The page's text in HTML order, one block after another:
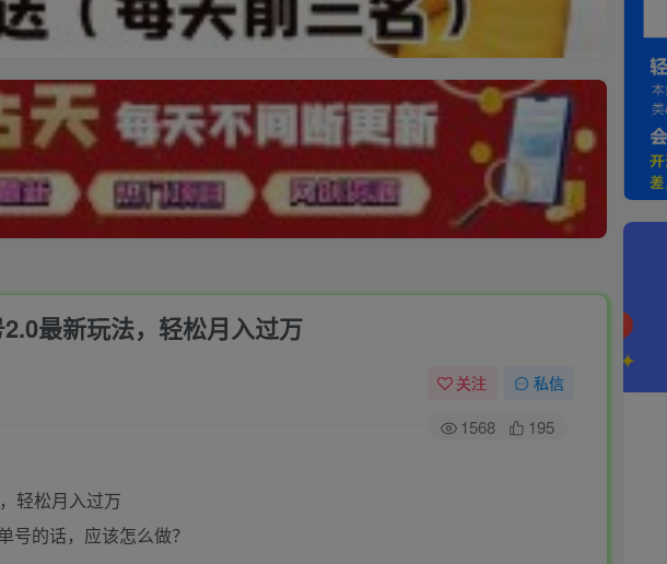
最新玩法，轻松月入过万
关注 私信
1568 195
的话，应该怎么做？